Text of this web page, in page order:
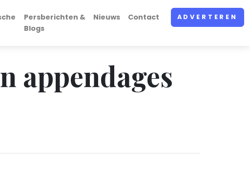
Persberichten &
Blogs
Nieuws Contact ADVERTEREN
appendages